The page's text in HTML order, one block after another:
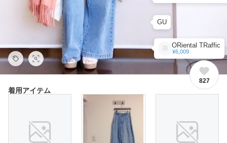
GU
ORiental TRaffic
¥6,009
827
着用アイテム